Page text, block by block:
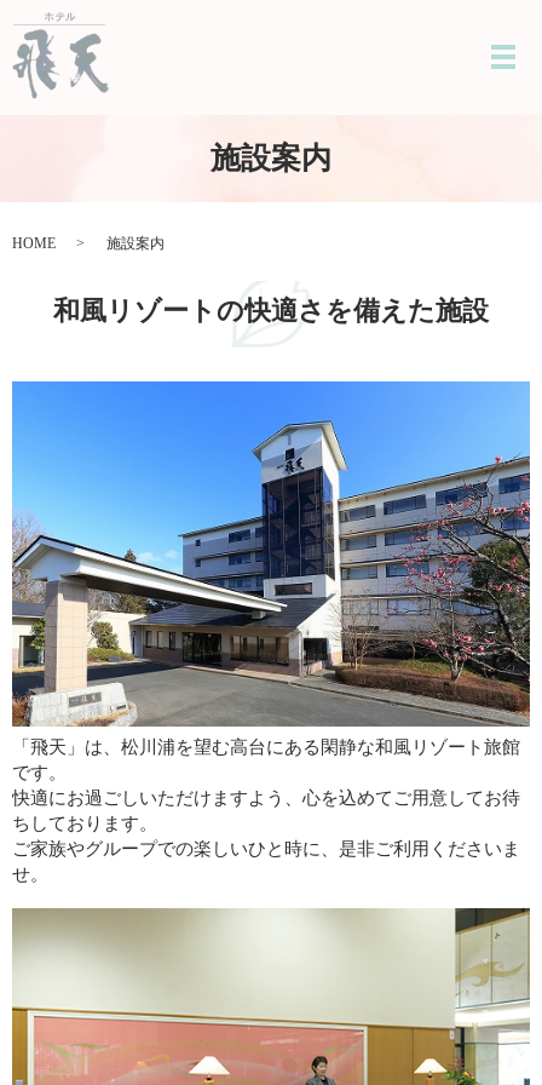
メ
施設案内
HOME 施設案内
和風リゾートの快適さを備えた施設
「飛天」は、松川浦を望む高台にある閑静な和風リゾート旅館
です。
快適にお過ごしいただけますよう、心を込めてご用意してお待
ちしております。
ご家族やグループでの楽しいひと時に、是非ご利用くださいま
せ。